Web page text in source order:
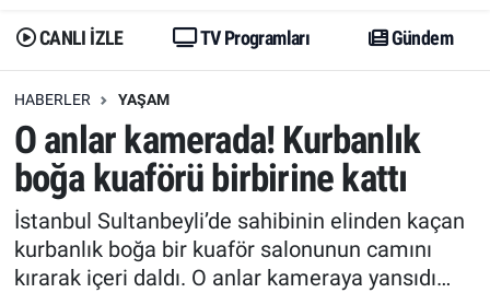
CANLI İZLE TV Programları Gündem
HABERLER YAŞAM
O anlar kamerada! Kurbanlık
boğa kuaförü birbirine kattı
İstanbul Sultanbeyli’de sahibinin elinden kaçan
kurbanlık boğa bir kuaför salonunun camını
kırarak içeri daldı. O anlar kameraya yansıdı…
Dünya
Erişim Bilgileri
Ekonomi
Trend
Trend
Erişim Bilgileri
Spor
Ekonomi
Trafik Durumu
Erişim Bilgileri
Tüm Manşetler
Son Dakika Haberleri